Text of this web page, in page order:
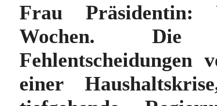
Frau Präsidentin:
Wochen. Die
einer